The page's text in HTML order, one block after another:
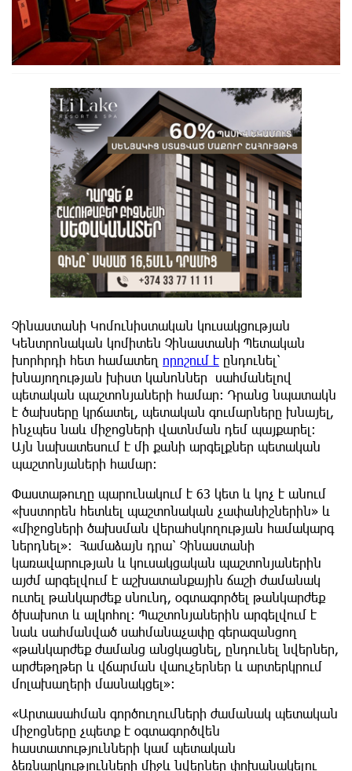
Չինաստանի Կոմունիստական ​​կուսակցության
Կենտրոնական կոմիտեն Չինաստանի Պետական ​​
խորհրդի հետ համատեղ որոշում է ընդունել՝
խնայողության խիստ կանոններ սահմանելով
պետական ​​պաշտոնյաների համար: Դրանց նպատակն
է ծախսերը կրճատել, պետական գումարները խնայել,
ինչպես նաև միջոցների վատնման դեմ պայքարել։
Այն նախատեսում է մի քանի արգելքներ պետական ​​
պաշտոնյաների համար։
Փաստաթուղը պարունակում է 63 կետ և կոչ է անում
«խստորեն հետևել պաշտոնական չափանիշներին» և
«միջոցների ծախսման վերահսկողության համակարգ
ներդնել»։ Համաձայն դրա՝ Չինաստանի
կառավարության և կուսակցական պաշտոնյաներին
այժմ արգելվում է աշխատանքային ճաշի ժամանակ
ուտել թանկարժեք սնունդ, օգտագործել թանկարժեք
ծխախոտ և ալկոհոլ։ Պաշտոնյաներին արգելվում է
նաև սահմանված սահմանաչափը գերազանցող
«թանկարժեք ժամանց անցկացնել, ընդունել նվերներ,
արժեթղթեր և վճարման վաուչերներ և արտերկրում
մոլախաղերի մասնակցել»։
«Արտասահման գործուղումների ժամանակ պետական
​​միջոցները չպետք է օգտագործվեն
հաստատությունների կամ պետական ​​
ձեռնարկությունների միջև նվերներ փոխանակելու